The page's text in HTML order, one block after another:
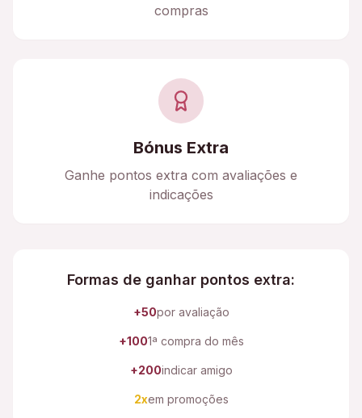
compras
Bónus Extra
Ganhe pontos extra com avaliações e
indicações
Formas de ganhar pontos extra:
+50por avaliação
+1001ª compra do mês
+200indicar amigo
2xem promoções